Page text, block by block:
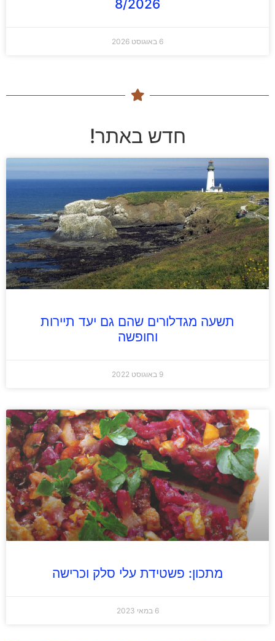
8/2026
6 באוגוסט 2026
חדש באתר!
תשעה מגדלורים שהם גם יעד תיירות
וחופשה
9 באוגוסט 2022
מתכון: פשטידת עלי סלק וכרישה
6 במאי 2023